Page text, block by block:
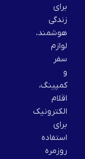
برای
زندگی
هوشمند،
لوازم
سفر
و
کمپینگ،
اقلام
الکترونیک
برای
استفاده
روزمره